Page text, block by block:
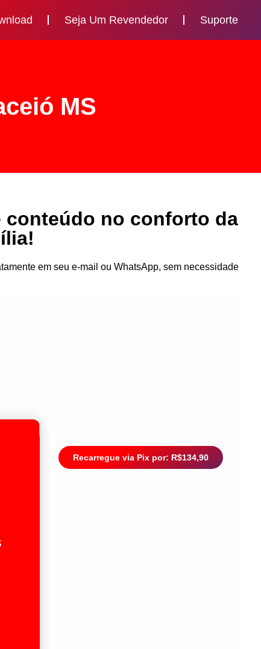
Seja Um Revendedor Suporte
MS
conteúdo no conforto da
em seu e-mail ou WhatsApp, sem necessidade
Recarregue via Pix por: R$134,90